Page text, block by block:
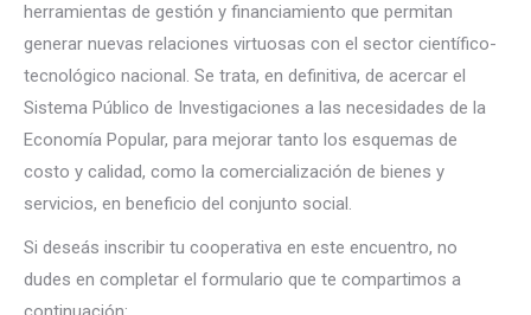
herramientas de gestión y financiamiento que permitan
generar nuevas relaciones virtuosas con el sector científico-
tecnológico nacional. Se trata, en definitiva, de acercar el
Sistema Público de Investigaciones a las necesidades de la
Economía Popular, para mejorar tanto los esquemas de
costo y calidad, como la comercialización de bienes y
servicios, en beneficio del conjunto social.
Si deseás inscribir tu cooperativa en este encuentro, no
dudes en completar el formulario que te compartimos a